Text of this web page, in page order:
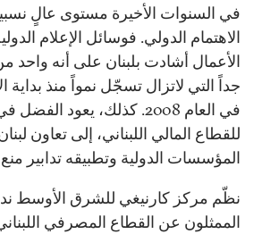
في السنوات الأخيرة مستوى عالٍ
الاهتمام الدولي. فوسائل الإعلام
الأعمال أشادت بلبنان على أنه واحد من
جداً التي لاتزال تسجّل نمواً منذ بداية
في العام 2008. كذلك، يعود
للقطاع المالي اللبناني، إلى تعاون
المؤسسات الدولية وتطبيقه تدابير
نظّم مركز كارنيغي للشرق الأوسط
الممثلون عن القطاع المصرفي